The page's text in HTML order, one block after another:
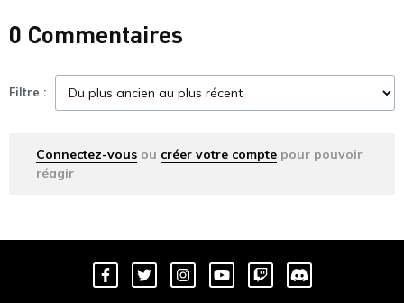
0 Commentaires
Filtre :
Connectez-vous ou créer votre compte pour pouvoir
réagir